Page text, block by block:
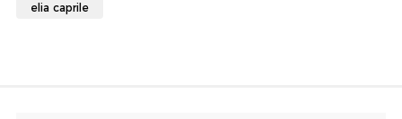
elia caprile